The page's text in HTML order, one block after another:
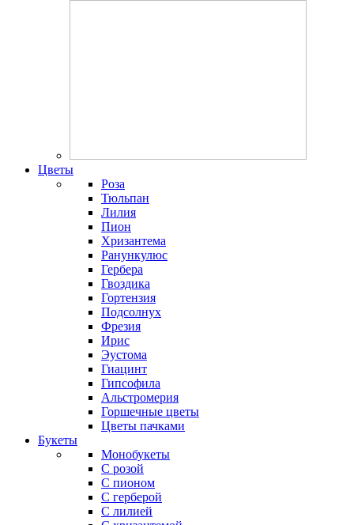
Цветы
Роза
Тюльпан
Лилия
Пион
Хризантема
Ранункулюс
Гербера
Гвоздика
Гортензия
Подсолнух
Фрезия
Ирис
Эустома
Гиацинт
Гипсофила
Альстромерия
Горшечные цветы
Цветы пачками
Букеты
Монобукеты
С розой
С пионом
С герберой
С лилией